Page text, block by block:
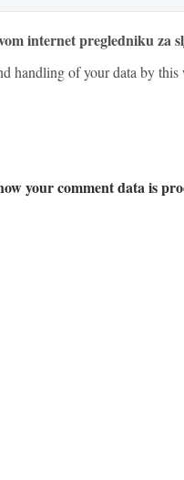
internet pregledniku za
handling of your data by this
your comment data is